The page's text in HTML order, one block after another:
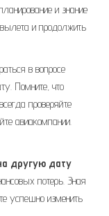
и знание
и продолжить
в вопросе
Помните, что
проверяйте
авиакомпании.
другую дату
потерь. Зная
успешно изменить